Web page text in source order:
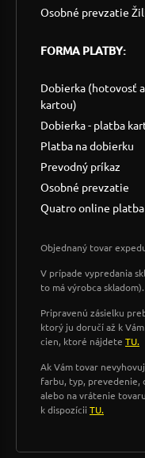
Osobné prevzatie
FORMA PLATBY:
Dobierka (hotovosť
kartou)
Dobierka - platba
Platba na dobierku
Prevodný príkaz
Osobné prevzatie
Quatro online
Objednaný tovar
V prípade vypredania
to má výrobca skladom).
Pripravenú zásielku
ktorý ju doručí až k
cien, ktoré nájdete TU.
Ak Vám tovar
farbu, typ, prevedenie,
alebo na vrátenie
k dispozícii TU.